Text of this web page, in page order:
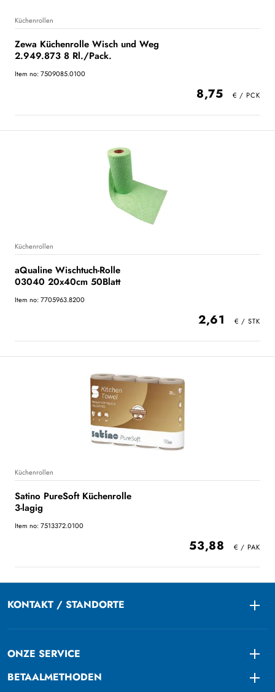
Küchenrollen
Zewa Küchenrolle Wisch und Weg
2.949.873 8 Rl./Pack.
Item no: 7509085.0100
8,75
Küchenrollen
aQualine Wischtuch-Rolle
03040 20x40cm 50Blatt
Item no: 7705963.8200
2,61
Küchenrollen
Satino PureSoft Küchenrolle
3-lagig
Item no: 7513372.0100
53,88
KONTAKT / STANDORTE
ONZE SERVICE
BETAALMETHODEN